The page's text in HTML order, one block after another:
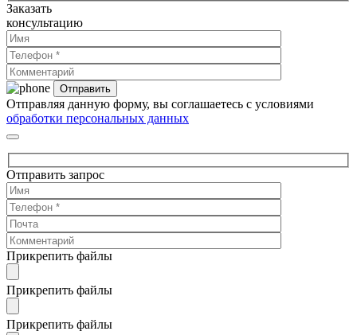
Заказать
консультацию
Отправляя данную форму, вы соглашаетесь с условиями
обработки персональных данных
Отправить запрос
Прикрепить файлы
Прикрепить файлы
Прикрепить файлы